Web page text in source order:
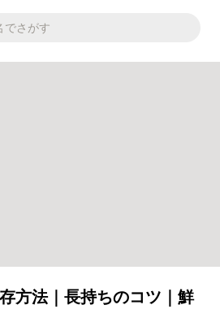
方法｜長持ちのコツ｜鮮